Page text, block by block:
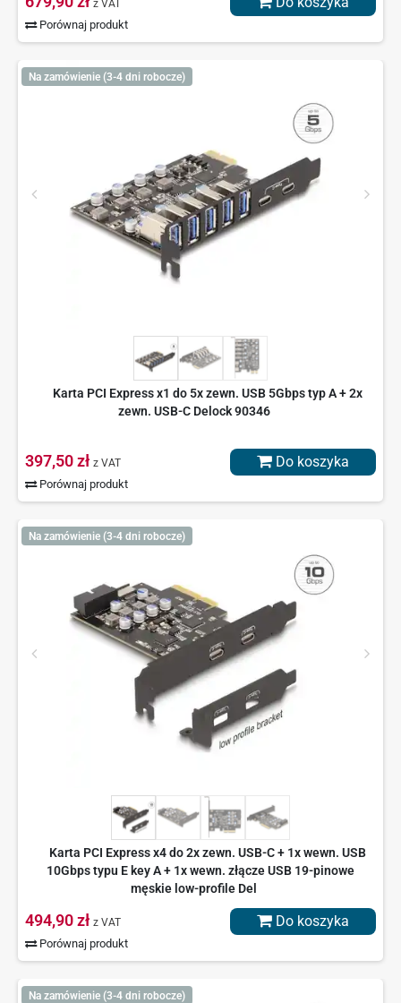
z VAT
Porównaj produkt
Na zamówienie (3-4 dni robocze)
Karta PCI Express x1 do 5x zewn. USB 5Gbps typ A + 2x
zewn. USB-C Delock 90346
397,50 zł z VAT
Porównaj produkt
Do koszyka
Na zamówienie (3-4 dni robocze)
Karta PCI Express x4 do 2x zewn. USB-C + 1x wewn. USB
10Gbps typu E key A + 1x wewn. złącze USB 19-pinowe
męskie low-profile Del
494,90 zł z VAT
Porównaj produkt
Do koszyka
Na zamówienie (3-4 dni robocze)